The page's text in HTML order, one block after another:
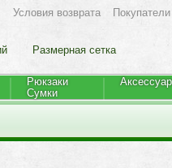
Условия возврата
Размерная сетка
Рюкзаки
Cумки